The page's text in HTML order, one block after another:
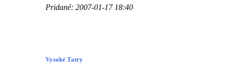
Pridané: 2007-01-17 18:40
Vysoké Tatry